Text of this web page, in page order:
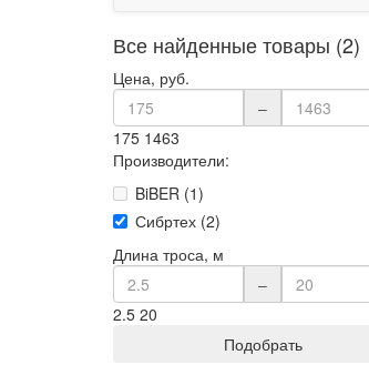
Все найденные товары (2)
Цена, руб.
–
175 1463
Производители:
BiBER (1)
Сибртех (2)
Длина троса, м
–
2.5 20
Подобрать